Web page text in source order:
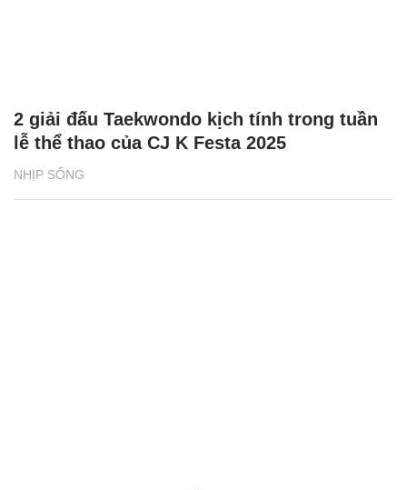
NHỊP SỐNG
2 giải đấu Taekwondo kịch tính trong tuần
lễ thể thao của CJ K Festa 2025